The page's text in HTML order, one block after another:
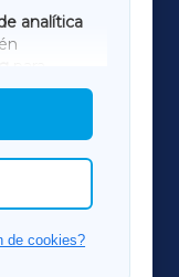
analítica
das
de cookies?